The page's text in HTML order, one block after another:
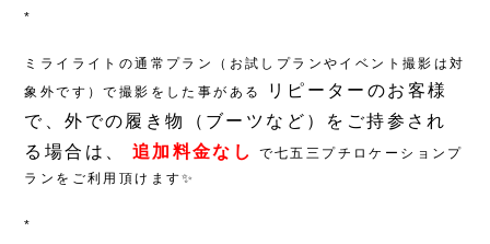
*
ミライライトの通常プラン（お試しプランやイベント撮影は対
象外です）で撮影をした事がある
リピーターのお客様
で、外での履き物（ブーツなど）をご持参され
る場合は、
追加料金なし
で七五三プチロケーションプ
ランをご利用頂けます✨
*